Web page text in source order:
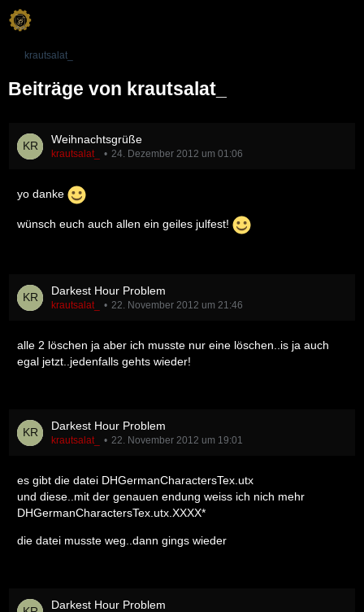
krautsalat_
Beiträge von krautsalat_
Weihnachtsgrüße
krautsalat_ 24. Dezember 2012 um 01:06
yo danke
wünsch euch auch allen ein geiles julfest!
Darkest Hour Problem
krautsalat_ 22. November 2012 um 21:46
alle 2 löschen ja aber ich musste nur eine löschen..is ja auch
egal jetzt..jedenfalls gehts wieder!
Darkest Hour Problem
krautsalat_ 22. November 2012 um 19:01
es gibt die datei DHGermanCharactersTex.utx
und diese..mit der genauen endung weiss ich nich mehr
DHGermanCharactersTex.utx.XXXX*
die datei musste weg..dann gings wieder
Darkest Hour Problem